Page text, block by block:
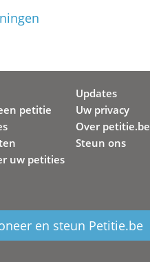
petitie
uw petities
Updates
Uw privacy
Over petitie.be
Steun ons
en steun Petitie.be